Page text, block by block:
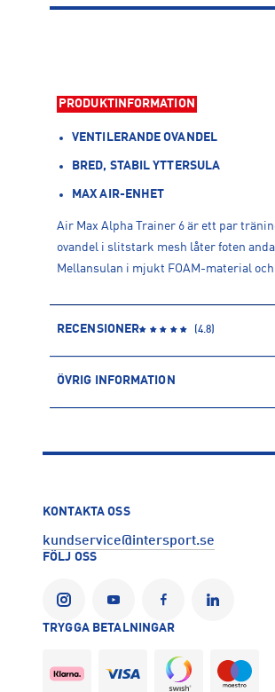
PRODUKTINFORMATION
VENTILERANDE OVANDEL
BRED, STABIL YTTERSULA
MAX AIR-ENHET
Air Max Alpha Trainer 6 är ett par
ovandel i slitstark mesh låter foten
Mellansulan i mjukt FOAM-material
RECENSIONER (4.8)
ÖVRIG INFORMATION
Leverantörens produktnummer: FQ1833
Tillverkaradress: Colosseum 1, 1213
KONTAKTA OSS
kundservice@intersport.se
FÖLJ OSS
TRYGGA BETALNINGAR